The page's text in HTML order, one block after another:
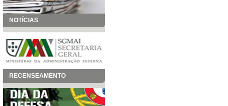
NOTÍCIAS
RECENSEAMENTO